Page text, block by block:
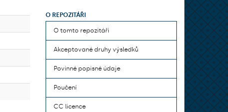
O REPOZITÁŘI
O tomto repozitáři
Akceptované druhy výsledků
Povinné popisné údaje
Poučení
CC licence